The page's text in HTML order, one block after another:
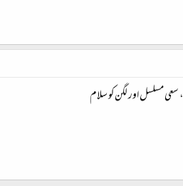
مسلسل اور لگن کو سلام